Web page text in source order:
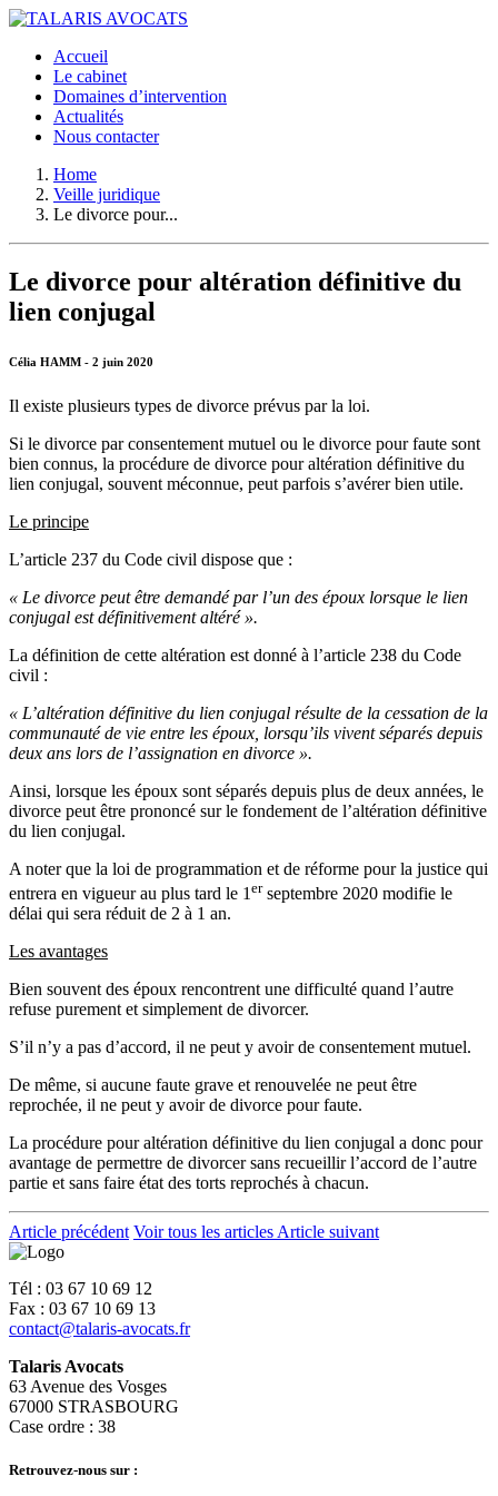
Accueil
Le cabinet
Domaines d’intervention
Actualités
Nous contacter
Home
Veille juridique
Le divorce pour...
Le divorce pour altération définitive du
lien conjugal
Célia HAMM - 2 juin 2020
Il existe plusieurs types de divorce prévus par la loi.
Si le divorce par consentement mutuel ou le divorce pour faute sont
bien connus, la procédure de divorce pour altération définitive du
lien conjugal, souvent méconnue, peut parfois s’avérer bien utile.
Le principe
L’article 237 du Code civil dispose que :
« Le divorce peut être demandé par l’un des époux lorsque le lien
conjugal est définitivement altéré ».
La définition de cette altération est donné à l’article 238 du Code
civil :
« L’altération définitive du lien conjugal résulte de la cessation de la
communauté de vie entre les époux, lorsqu’ils vivent séparés depuis
deux ans lors de l’assignation en divorce ».
Ainsi, lorsque les époux sont séparés depuis plus de deux années, le
divorce peut être prononcé sur le fondement de l’altération définitive
du lien conjugal.
A noter que la loi de programmation et de réforme pour la justice qui
entrera en vigueur au plus tard le 1 erseptembre 2020 modifie le
délai qui sera réduit de 2 à 1 an.
Les avantages
Bien souvent des époux rencontrent une difficulté quand l’autre
refuse purement et simplement de divorcer.
S’il n’y a pas d’accord, il ne peut y avoir de consentement mutuel.
De même, si aucune faute grave et renouvelée ne peut être
reprochée, il ne peut y avoir de divorce pour faute.
La procédure pour altération définitive du lien conjugal a donc pour
avantage de permettre de divorcer sans recueillir l’accord de l’autre
partie et sans faire état des torts reprochés à chacun.
Article précédent Voir tous les articles Article suivant
Tél : 03 67 10 69 12
Fax : 03 67 10 69 13
contact@talaris-avocats.fr
Talaris Avocats
63 Avenue des Vosges
67000 STRASBOURG
Case ordre : 38
Retrouvez-nous sur :